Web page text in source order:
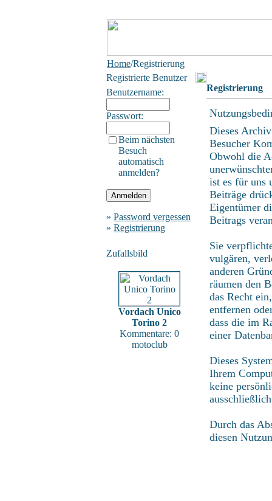
Home/Registrierung
Registrierte Benutzer
Benutzername:
Passwort:
Beim nächsten
Besuch
automatisch
anmelden?
» Password vergessen
» Registrierung
Zufallsbild
Vordach Unico
Torino 2
Kommentare: 0
motoclub
Registrierung
Dieses
Besucher
Obwohl die
ist es für uns
Beiträge
Eigentümer
Beitrags
Sie
vulgären,
anderen
räumen den
das Recht
entfernen
dass die im
einer
Dieses
Ihrem
keine
Durch das
diesen